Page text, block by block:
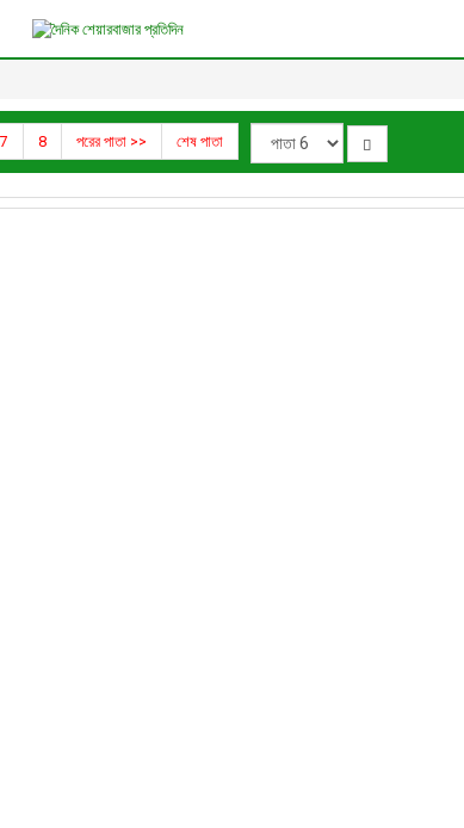
7 8 পরের পাতা >> শেষ পাতা